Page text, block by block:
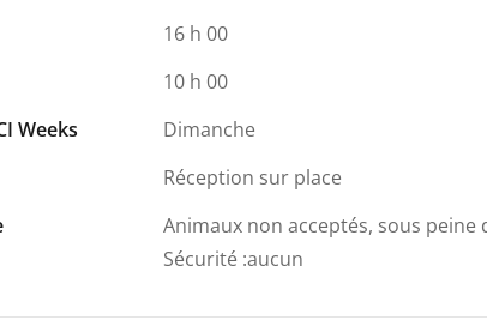
16 h 00
10 h 00
Weeks
Dimanche
Réception sur place
Animaux non acceptés, sous
Sécurité :aucun